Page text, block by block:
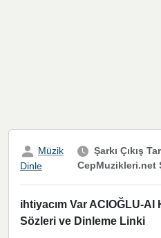
Müzik
Dinle
Şarkı Çıkış
CepMuzikleri.net
ihtiyacım Var ACIOĞLU-AI
Sözleri ve Dinleme Linki